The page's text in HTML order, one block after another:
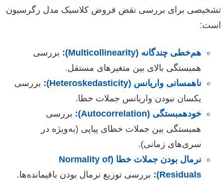
تشخیصی برای بررسی نقض فروض کلاسیک مدل رگرسیون
است:
هم‌خطی چندگانه (Multicollinearity):
بررسی
همبستگی بالای بین متغیرهای مستقل.
ناهمسانی واریانس (Heteroskedasticity):
بررسی
یکسان نبودن واریانس جملات خطا.
خودهمبستگی (Autocorrelation):
بررسی
همبستگی بین جملات خطای پیاپی (به‌ویژه در
سری‌های زمانی).
نرمال بودن جملات خطا (Normality of
Residuals):
بررسی توزیع نرمال بودن باقیمانده‌ها.